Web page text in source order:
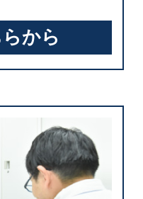
から